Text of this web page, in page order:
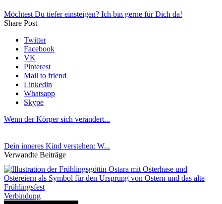
Möchtest Du tiefer einsteigen? Ich bin gerne für Dich da!
Share Post
Twitter
Facebook
VK
Pinterest
Mail to friend
Linkedin
Whatsapp
Skype
Wenn der Körper sich verändert...
Dein inneres Kind verstehen: W...
Verwandte Beiträge
Verbindung